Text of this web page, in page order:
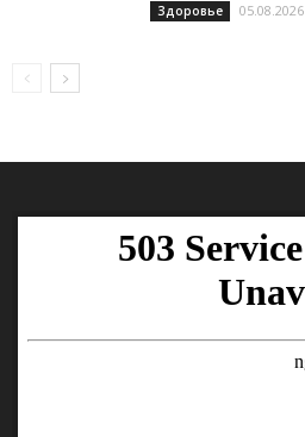
Здоровье 05.08.2026